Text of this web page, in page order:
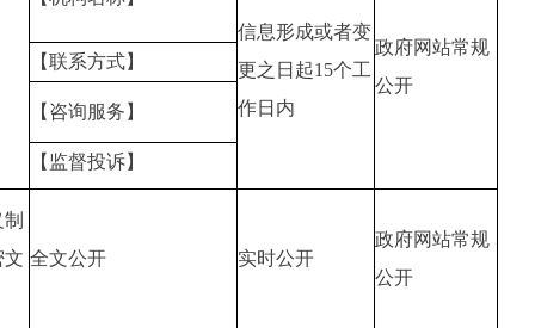
信息形成或者变
更之日起15个工
作日内
政府网站常规
公开
【联系方式】
【咨询服务】
【监督投诉】
文 全文公开 实时公开
政府网站常规
公开